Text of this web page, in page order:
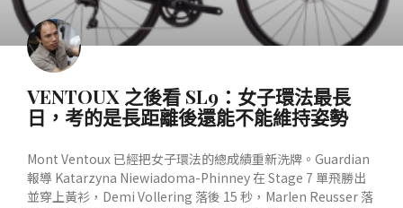
VENTOUX 之後看 SL9：女子環法最長
日，考的是長距離後還能不能維持姿勢
Mont Ventoux 已經把女子環法的總成績重新洗牌。Guardian
報導 Katarzyna Niewiadoma-Phinney 在 Stage 7 單飛勝出
並穿上黃衫，Demi Vollering 落後 15 秒，Marlen Reusser 落